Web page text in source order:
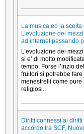
La musica ed la scelta
L’evoluzione dei
ad internet passando
L’evoluzione dei
si e’ di molto
tempo. Forse l’inzio
fruitori si potrebbe
menestrelli come pure
religiosi.
Diritti connessi ai diritti
accordo tra SCF,